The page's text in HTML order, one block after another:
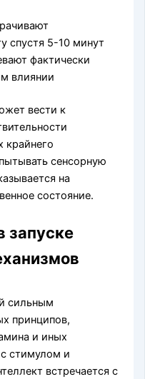
спустя 5-10 минут
фактически
влиянии
вести к
крайнего
сенсорную
на
состояние.
запуске
сильным
принципов,
и иных
стимулом и
встречается с